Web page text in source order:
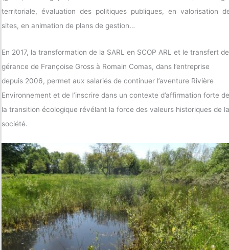
territoriale, évaluation des politiques publiques, en valorisation
sites, en animation de plans de gestion…
En 2017, la transformation de la SARL en SCOP ARL et le transfert de
gérance de Françoise Gross à Romain Comas, dans l’entreprise
depuis 2006, permet aux salariés de continuer l’aventure Rivière
Environnement et de l’inscrire dans un contexte d’affirmation forte de
la transition écologique révélant la force des valeurs historiques de la
société.